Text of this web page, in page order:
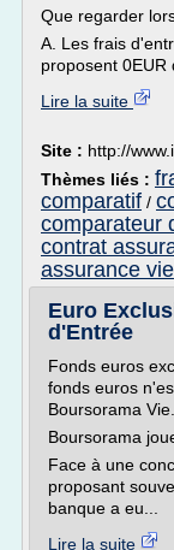
Que regarder
A. Les frais
proposent 0EUR
Lire la suite
Site : http://
Thèmes liés :
comparatif /
comparateur
contrat
assurance vie
Euro
d'Entrée
Fonds euros
fonds euros
Boursorama
Boursorama
Face à une
proposant
banque a eu...
Lire la suite